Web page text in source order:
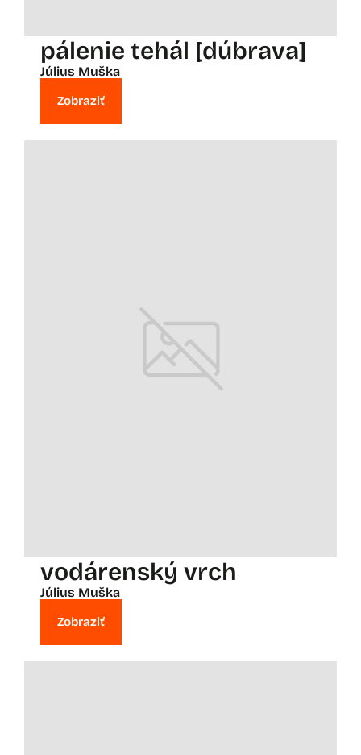
pálenie tehál [dúbrava]
Július Muška
Zobraziť
vodárenský vrch
Július Muška
Zobraziť